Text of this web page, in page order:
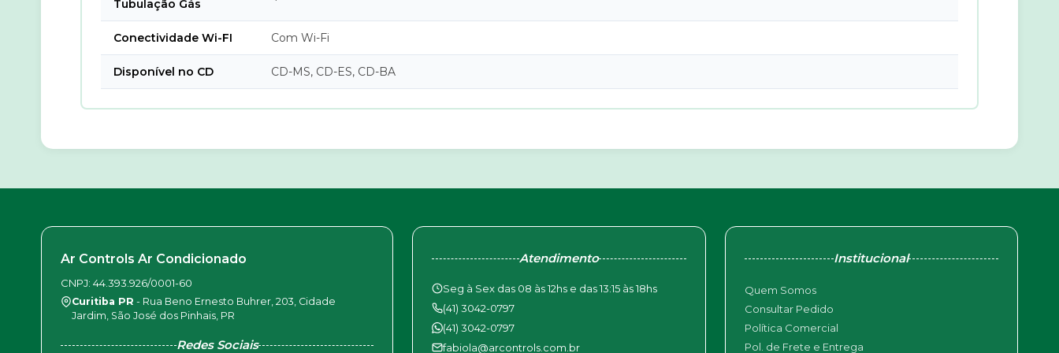
Tubulação Gás
Conectividade Wi-FI Com Wi-Fi
Disponível no CD CD-MS, CD-ES, CD-BA
Ar Controls Ar Condicionado
CNPJ: 44.393.926/0001-60
Curitiba PR - Rua Beno Ernesto Buhrer, 203, Cidade
Jardim, São José dos Pinhais, PR
Redes Sociais
Atendimento
Seg à Sex das 08 às 12hs e das 13:15 às 18hs
(41) 3042-0797
(41) 3042-0797
fabiola@arcontrols.com.br
Institucional
Quem Somos
Consultar Pedido
Política Comercial
Pol. de Frete e Entrega